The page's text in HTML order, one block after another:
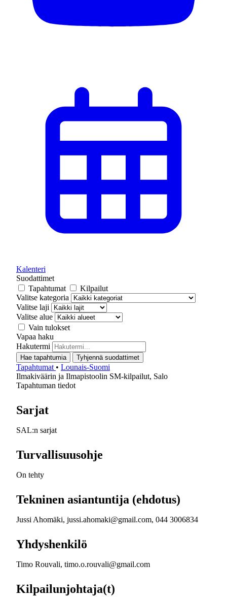
Kalenteri
Suodattimet
Tapahtumat
Kilpailut
Valitse kategoria
Valitse laji
Valitse alue
Vain tulokset
Vapaa haku
Hakutermi
Hae tapahtumia Tyhjennä suodattimet
Tapahtumat • Lounais-Suomi
Ilmakiväärin ja Ilmapistoolin SM-kilpailut, Salo
Tapahtuman tiedot
Sarjat
SAL:n sarjat
Turvallisuusohje
On tehty
Tekninen asiantuntija (ehdotus)
Jussi Ahomäki, jussi.ahomaki@gmail.com, 044 3006834
Yhdyshenkilö
Timo Rouvali, timo.o.rouvali@gmail.com
Kilpailunjohtaja(t)